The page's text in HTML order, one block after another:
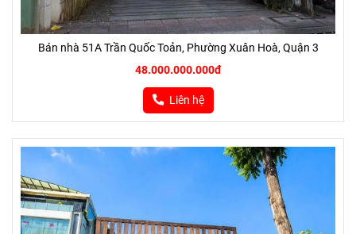
Bán nhà 51A Trần Quốc Toản, Phường Xuân Hoà, Quận 3
48.000.000.000đ
Liên hệ